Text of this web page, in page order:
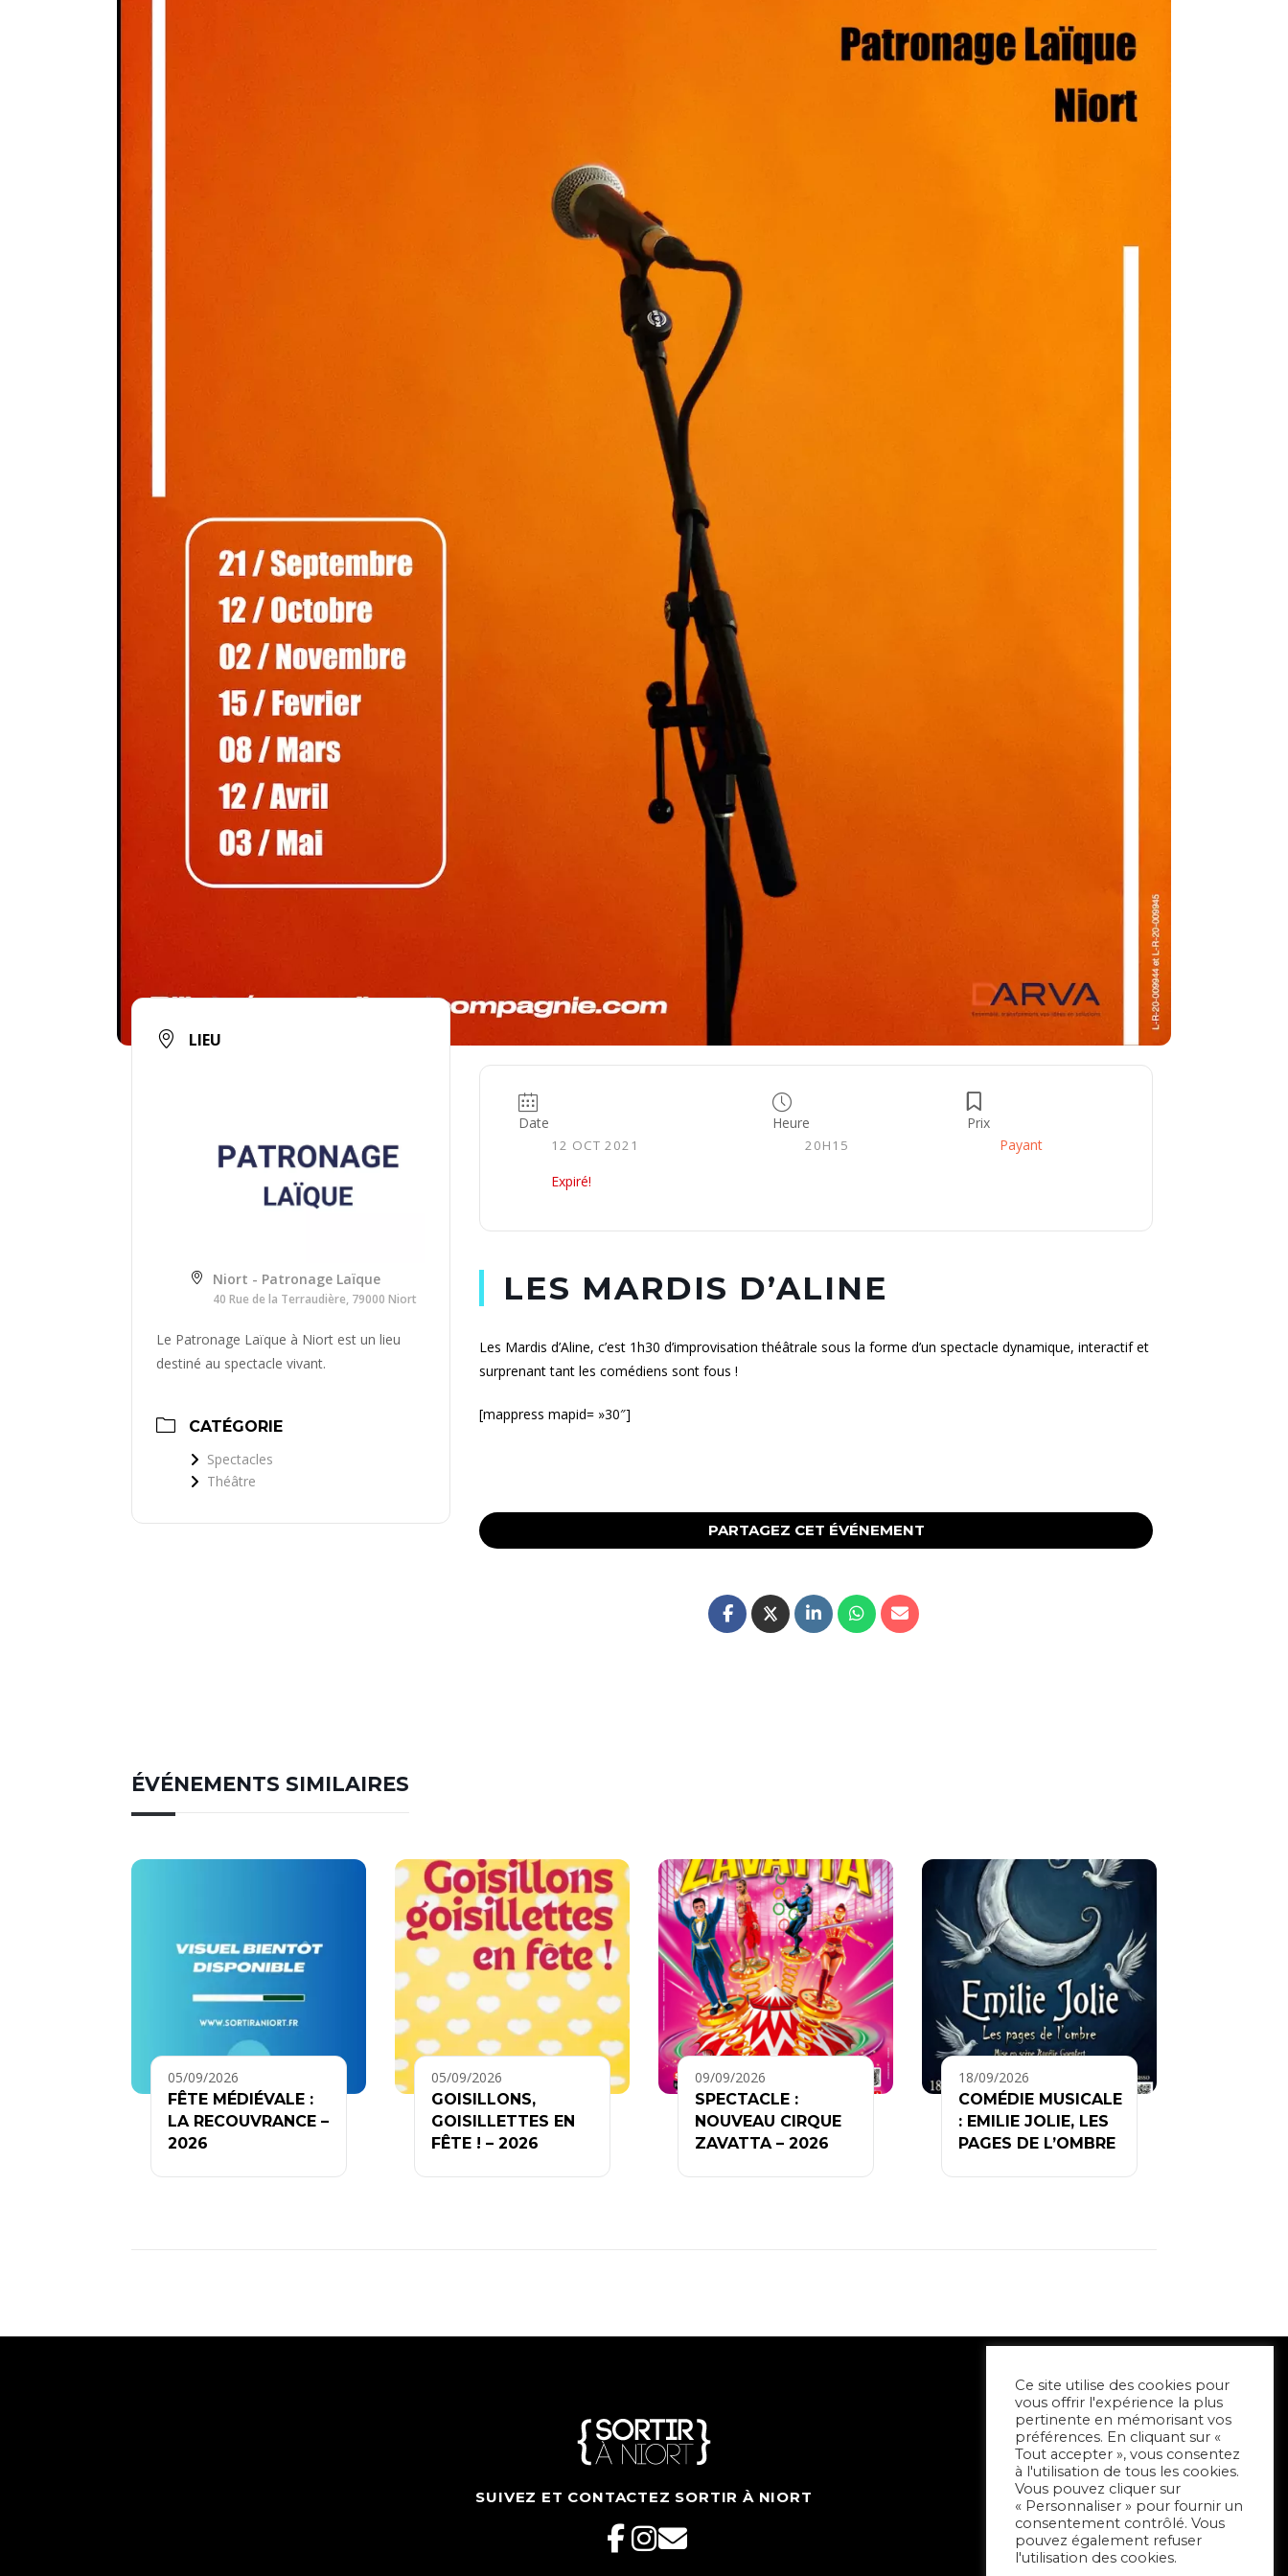
LIEU
Niort - Patronage Laïque
40 Rue de la Terraudière, 79000 Niort
Le Patronage Laïque à Niort est un lieu
destiné au spectacle vivant.
CATÉGORIE
Spectacles
Théâtre
Date
12 OCT 2021
Expiré!
Heure
20H15
Prix
Payant
LES MARDIS D’ALINE
Les Mardis d’Aline, c’est 1h30 d’improvisation théâtrale sous la forme d’un spectacle dynamique, interactif et
surprenant tant les comédiens sont fous !
[mappress mapid= »30″]
PARTAGEZ CET ÉVÉNEMENT
ÉVÉNEMENTS SIMILAIRES
05/09/2026
FÊTE MÉDIÉVALE :
LA RECOUVRANCE –
2026
05/09/2026
GOISILLONS,
GOISILLETTES EN
FÊTE ! – 2026
09/09/2026
SPECTACLE :
NOUVEAU CIRQUE
ZAVATTA – 2026
18/09/2026
COMÉDIE MUSICALE
: EMILIE JOLIE, LES
PAGES DE L’OMBRE
SUIVEZ ET CONTACTEZ SORTIR À NIORT
Ce site utilise des cookies pour
vous offrir l'expérience la plus
pertinente en mémorisant vos
préférences. En cliquant sur «
Tout accepter », vous consentez
à l'utilisation de tous les cookies.
Vous pouvez cliquer sur
« Personnaliser » pour fournir un
consentement contrôlé. Vous
pouvez également refuser
l'utilisation des cookies.